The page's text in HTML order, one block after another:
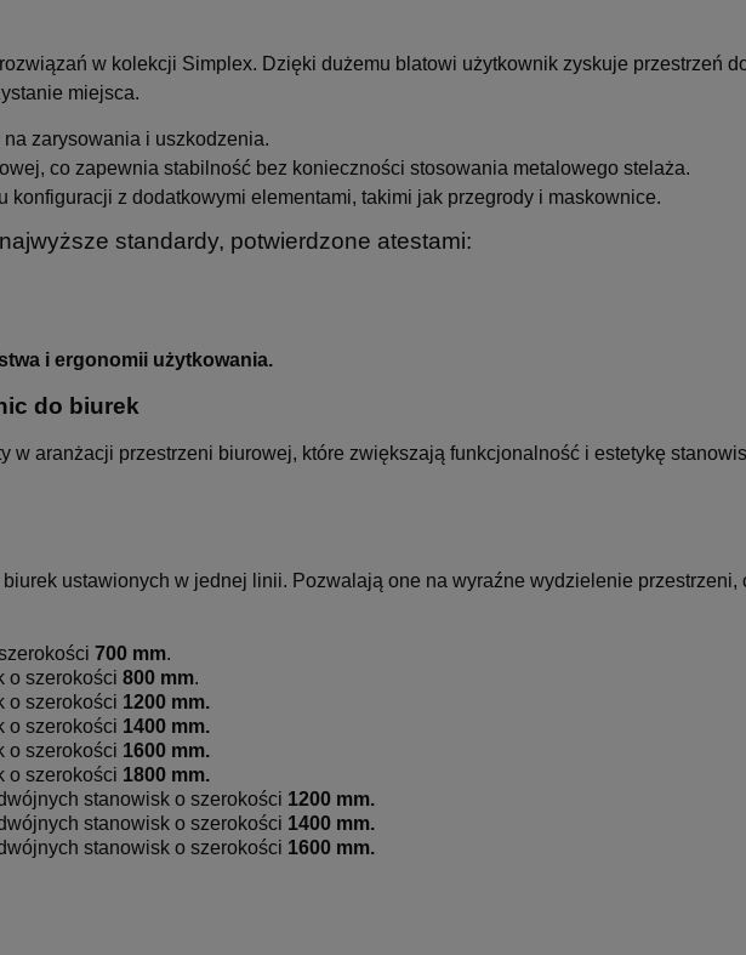
w kolekcji Simplex. Dzięki dużemu blatowi użytkownik zyskuje przestrzeń
miejsca.
na zarysowania i uszkodzenia.
co zapewnia stabilność bez konieczności stosowania metalowego stelaża.
konfiguracji z dodatkowymi elementami, takimi jak przegrody i maskownice.
standardy, potwierdzone atestami:
i ergonomii użytkowania.
do biurek
w aranżacji przestrzeni biurowej, które zwiększają funkcjonalność i estetykę
ustawionych w jednej linii. Pozwalają one na wyraźne wydzielenie przestrzeni,
700 mm.
o szerokości 800 mm.
o szerokości 1200 mm.
o szerokości 1400 mm.
o szerokości 1600 mm.
o szerokości 1800 mm.
stanowisk o szerokości 1200 mm.
stanowisk o szerokości 1400 mm.
stanowisk o szerokości 1600 mm.